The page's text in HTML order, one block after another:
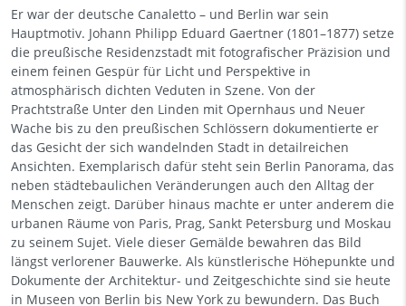
Er war der deutsche Canaletto – und Berlin war sein
Hauptmotiv. Johann Philipp Eduard Gaertner (1801–1877) setze
die preußische Residenzstadt mit fotografischer Präzision und
einem feinen Gespür für Licht und Perspektive in
atmosphärisch dichten Veduten in Szene. Von der
Prachtstraße Unter den Linden mit Opernhaus und Neuer
Wache bis zu den preußischen Schlössern dokumentierte er
das Gesicht der sich wandelnden Stadt in detailreichen
Ansichten. Exemplarisch dafür steht sein Berlin Panorama, das
neben städtebaulichen Veränderungen auch den Alltag der
Menschen zeigt. Darüber hinaus machte er unter anderem die
urbanen Räume von Paris, Prag, Sankt Petersburg und Moskau
zu seinem Sujet. Viele dieser Gemälde bewahren das Bild
längst verlorener Bauwerke. Als künstlerische Höhepunkte und
Dokumente der Architektur- und Zeitgeschichte sind sie heute
in Museen von Berlin bis New York zu bewundern. Das Buch